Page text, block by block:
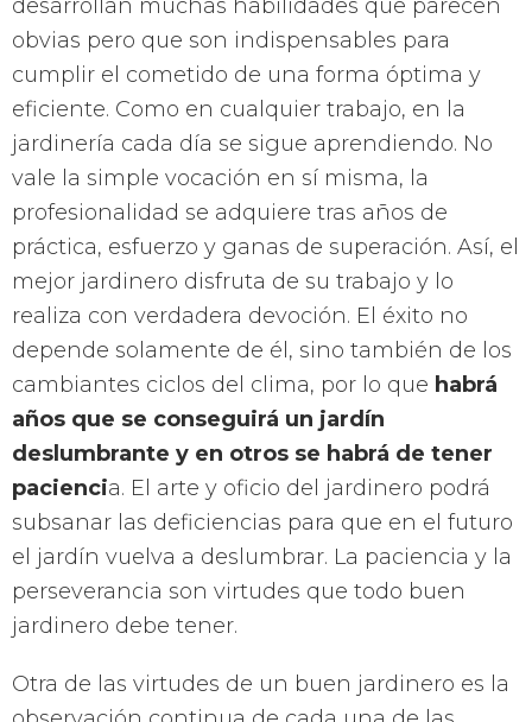
desarrollan muchas habilidades que parecen
obvias pero que son indispensables para
cumplir el cometido de una forma óptima y
eficiente. Como en cualquier trabajo, en la
jardinería cada día se sigue aprendiendo. No
vale la simple vocación en sí misma, la
profesionalidad se adquiere tras años de
práctica, esfuerzo y ganas de superación. Así, el
mejor jardinero disfruta de su trabajo y lo
realiza con verdadera devoción. El éxito no
depende solamente de él, sino también de los
cambiantes ciclos del clima, por lo que habrá
años que se conseguirá un jardín
deslumbrante y en otros se habrá de tener
paciencia. El arte y oficio del jardinero podrá
subsanar las deficiencias para que en el futuro
el jardín vuelva a deslumbrar. La paciencia y la
perseverancia son virtudes que todo buen
jardinero debe tener.
Otra de las virtudes de un buen jardinero es la